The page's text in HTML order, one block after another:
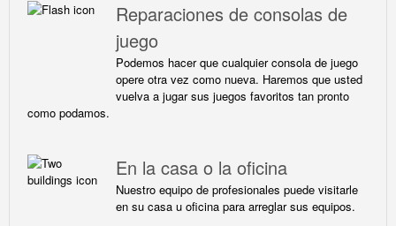
Reparaciones de consolas de
juego
Podemos hacer que cualquier consola de juego
opere otra vez como nueva. Haremos que usted
vuelva a jugar sus juegos favoritos tan pronto
como podamos.
En la casa o la oficina
Nuestro equipo de profesionales puede visitarle
en su casa u oficina para arreglar sus equipos.